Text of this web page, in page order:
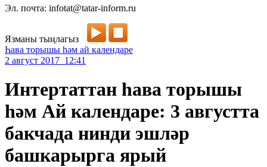
Эл. почта: infotat@tatar-inform.ru
Язманы тыңлагыз
Һава торышы һәм ай календаре
2 август 2017 12:41
Интертаттан һава торышы
һәм Ай календаре: 3 августта
бакчада нинди эшләр
башкарырга ярый